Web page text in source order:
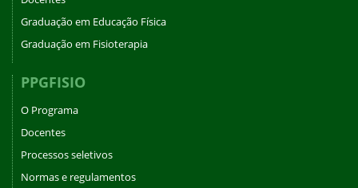
Graduação em Educação Física
Graduação em Fisioterapia
PPGFISIO
O Programa
Docentes
Processos seletivos
Normas e regulamentos